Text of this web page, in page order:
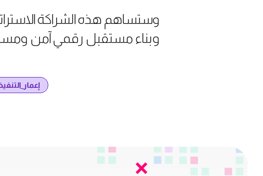
وستساهم هذه الشراكة
وبناء مستقبل رقمي آمن